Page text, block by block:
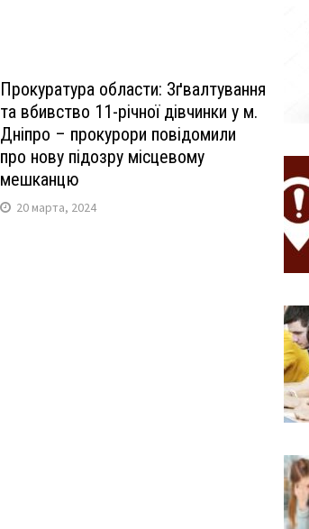
Прокуратура области: Зґвалтування
та вбивство 11-річної дівчинки у м.
Дніпро – прокурори повідомили
про нову підозру місцевому
мешканцю
20 марта, 2024